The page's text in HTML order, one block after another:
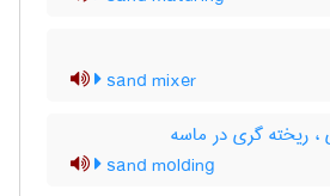
sand mixer
، ریخته گری در ماسه
sand molding